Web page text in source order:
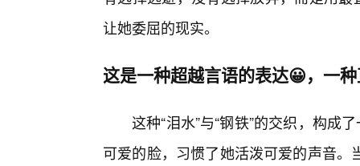
让她委屈的现实。
这是一种超越言语的表达😀，一
这种“泪水”与“钢铁”的交织，构成
可爱的脸，习惯了她活泼可爱的声音